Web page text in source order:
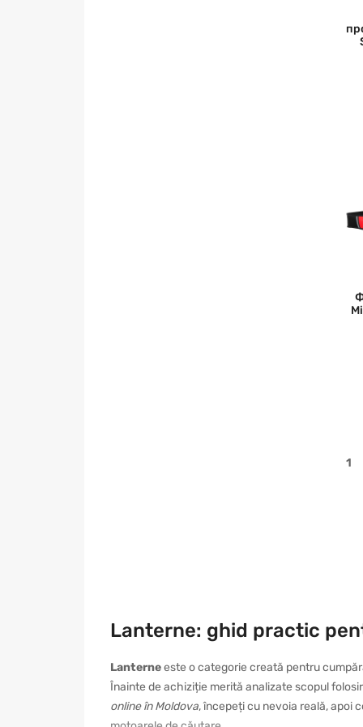
1
Lanterne: ghid practic
Lanterneeste o categorie creată pentru
Înainte de achiziție merită analizate scopul
online în Moldova, începeți cu nevoia reală, apoi